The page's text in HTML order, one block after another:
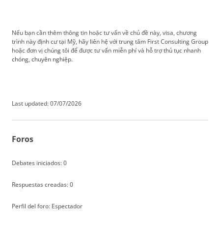
Nếu bạn cần thêm thông tin hoặc tư vấn về chủ đề này, visa, chương
trình này định cư tại Mỹ, hãy liên hệ với trung tâm First Consulting Group
hoặc đơn vị chúng tôi để được tư vấn miễn phí và hỗ trợ thủ tục nhanh
chóng, chuyên nghiệp.
Last updated: 07/07/2026
Foros
Debates iniciados: 0
Respuestas creadas: 0
Perfil del foro: Espectador